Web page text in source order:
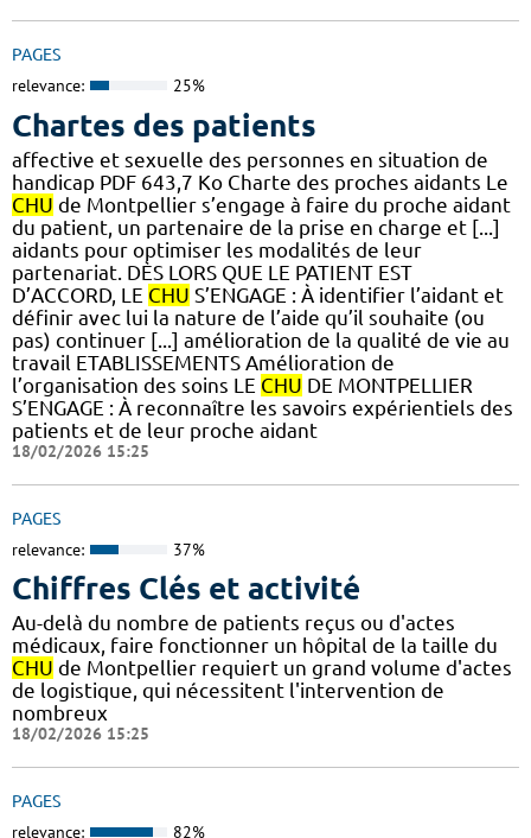
PAGES
relevance: 25%
Chartes des patients
affective et sexuelle des personnes en situation de
handicap PDF 643,7 Ko Charte des proches aidants Le
CHU de Montpellier s’engage à faire du proche aidant
du patient, un partenaire de la prise en charge et [...]
aidants pour optimiser les modalités de leur
partenariat. DÈS LORS QUE LE PATIENT EST
D’ACCORD, LE CHU S’ENGAGE : À identifier l’aidant et
définir avec lui la nature de l’aide qu’il souhaite (ou
pas) continuer [...] amélioration de la qualité de vie au
travail ETABLISSEMENTS Amélioration de
l’organisation des soins LE CHU DE MONTPELLIER
S’ENGAGE : À reconnaître les savoirs expérientiels des
patients et de leur proche aidant
18/02/2026 15:25
PAGES
relevance: 37%
Chiffres Clés et activité
Au-delà du nombre de patients reçus ou d'actes
médicaux, faire fonctionner un hôpital de la taille du
CHU de Montpellier requiert un grand volume d'actes
de logistique, qui nécessitent l'intervention de
nombreux
18/02/2026 15:25
PAGES
relevance: 82%